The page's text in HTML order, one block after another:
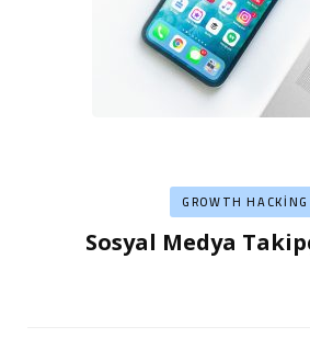
GROWTH HACKING
Sosyal Medya